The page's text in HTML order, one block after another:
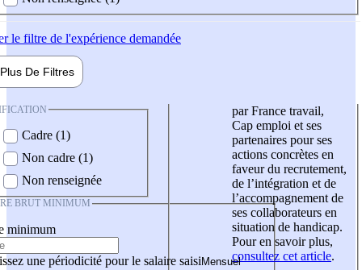
le filtre de l'expérience demandée
Plus De Filtres
Cadre (1)
Non cadre (1)
Non renseignée
BRUT MINIMUM
minimum
une périodicité pour le salaire saisi
par France travail,
Cap emploi et ses
partenaires pour ses
actions concrètes en
faveur du recrutement,
de l’intégration et de
l’accompagnement de
ses collaborateurs en
situation de handicap.
Pour en savoir plus,
consultez cet article.